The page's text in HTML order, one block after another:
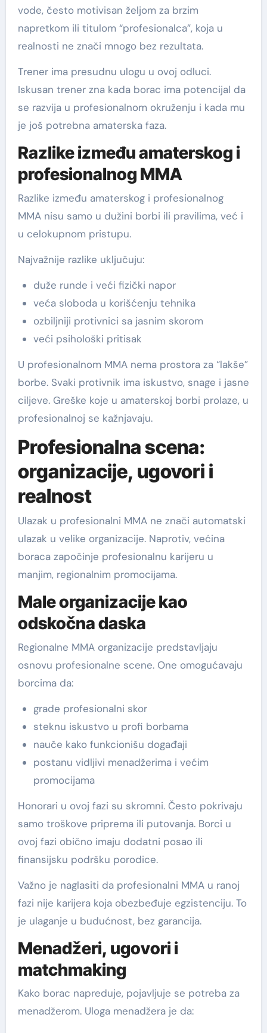
vode, često motivisan željom za brzim
napretkom ili titulom “profesionalca”, koja u
realnosti ne znači mnogo bez rezultata.
Trener ima presudnu ulogu u ovoj odluci.
Iskusan trener zna kada borac ima potencijal da
se razvija u profesionalnom okruženju i kada mu
je još potrebna amaterska faza.
Razlike između amaterskog i
profesionalnog MMA
Razlike između amaterskog i profesionalnog
MMA nisu samo u dužini borbi ili pravilima, već i
u celokupnom pristupu.
Najvažnije razlike uključuju:
duže runde i veći fizički napor
veća sloboda u korišćenju tehnika
ozbiljniji protivnici sa jasnim skorom
veći psihološki pritisak
U profesionalnom MMA nema prostora za “lakše”
borbe. Svaki protivnik ima iskustvo, snage i jasne
ciljeve. Greške koje u amaterskoj borbi prolaze, u
profesionalnoj se kažnjavaju.
Profesionalna scena:
organizacije, ugovori i
realnost
Ulazak u profesionalni MMA ne znači automatski
ulazak u velike organizacije. Naprotiv, većina
boraca započinje profesionalnu karijeru u
manjim, regionalnim promocijama.
Male organizacije kao
odskočna daska
Regionalne MMA organizacije predstavljaju
osnovu profesionalne scene. One omogućavaju
borcima da:
grade profesionalni skor
steknu iskustvo u profi borbama
nauče kako funkcionišu događaji
postanu vidljivi menadžerima i većim
promocijama
Honorari u ovoj fazi su skromni. Često pokrivaju
samo troškove priprema ili putovanja. Borci u
ovoj fazi obično imaju dodatni posao ili
finansijsku podršku porodice.
Važno je naglasiti da profesionalni MMA u ranoj
fazi nije karijera koja obezbeđuje egzistenciju. To
je ulaganje u budućnost, bez garancija.
Menadžeri, ugovori i
matchmaking
Kako borac napreduje, pojavljuje se potreba za
menadžerom. Uloga menadžera je da: